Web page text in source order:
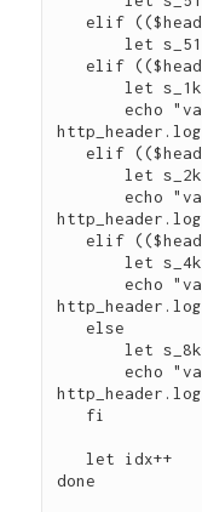
   elif (($header_num < 1024));then
   elif (($header_num < 2048));then
       echo "vaynedu_1k_2k $header_num" >>
http_header.log
   elif (($header_num < 4096));then
       echo "vaynedu_2k_4k $header_num" >>
http_header.log
   elif (($header_num < 8192));then
       echo "vaynedu_4k_8k $header_num" >>
http_header.log
   else
       echo "vaynedu_8k    $header_num" >>
http_header.log
done